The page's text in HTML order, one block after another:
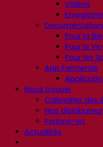
Vidéos
Pour la
Pour le Vin
Pour les
App Fermentis
Nous trouver
Calendrier des
Nos
Parlons-en
Actualités